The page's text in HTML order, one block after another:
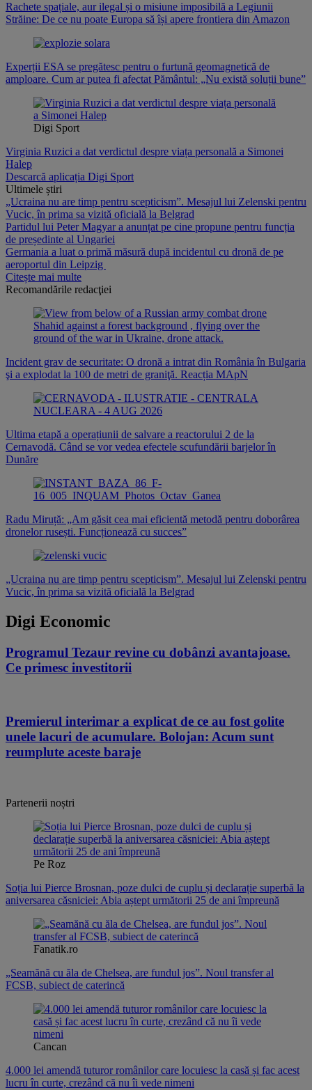
Rachete spațiale, aur ilegal și o misiune imposibilă a Legiunii
Străine: De ce nu poate Europa să își apere frontiera din Amazon
Experții ESA se pregătesc pentru o furtună geomagnetică de
amploare. Cum ar putea fi afectat Pământul: „Nu există soluții bune”
Digi Sport
Virginia Ruzici a dat verdictul despre viața personală a Simonei
Halep
Descarcă aplicația Digi Sport
Ultimele știri
„Ucraina nu are timp pentru scepticism”. Mesajul lui Zelenski pentru
Vucic, în prima sa vizită oficială la Belgrad
Partidul lui Peter Magyar a anunțat pe cine propune pentru funcția
de președinte al Ungariei
Germania a luat o primă măsură după incidentul cu dronă de pe
aeroportul din Leipzig
Citește mai multe
Recomandările redacţiei
Incident grav de securitate: O dronă a intrat din România în Bulgaria
şi a explodat la 100 de metri de graniţă. Reacția MApN
Ultima etapă a operațiunii de salvare a reactorului 2 de la
Cernavodă. Când se vor vedea efectele scufundării barjelor în
Dunăre
Radu Miruță: „Am găsit cea mai eficientă metodă pentru doborârea
dronelor rusești. Funcționează cu succes”
„Ucraina nu are timp pentru scepticism”. Mesajul lui Zelenski pentru
Vucic, în prima sa vizită oficială la Belgrad
Digi Economic
Programul Tezaur revine cu dobânzi avantajoase.
Ce primesc investitorii
Premierul interimar a explicat de ce au fost golite
unele lacuri de acumulare. Bolojan: Acum sunt
reumplute aceste baraje
Partenerii noștri
Pe Roz
Soția lui Pierce Brosnan, poze dulci de cuplu și declarație superbă la
aniversarea căsniciei: Abia aștept următorii 25 de ani împreună
Fanatik.ro
„Seamănă cu ăla de Chelsea, are fundul jos”. Noul transfer al
FCSB, subiect de caterincă
Cancan
4.000 lei amendă tuturor românilor care locuiesc la casă și fac acest
lucru în curte, crezând că nu îi vede nimeni